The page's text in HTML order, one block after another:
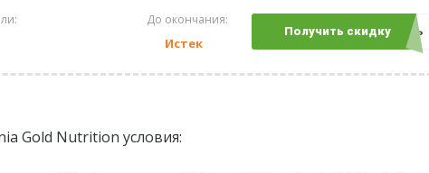
До окончания:
Истек
Получить скидкуОткрыть
Gold Nutrition условия: